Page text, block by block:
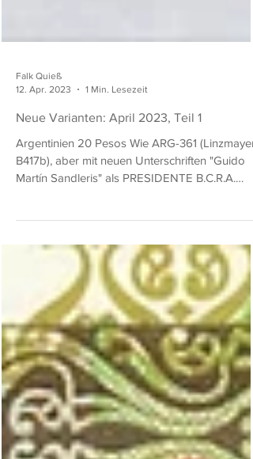
12. Apr. 2023
1 Min. Lesezeit
Neue Varianten: April 2023, Teil 1
Argentinien 20 Pesos Wie ARG-361 (Linzmayer